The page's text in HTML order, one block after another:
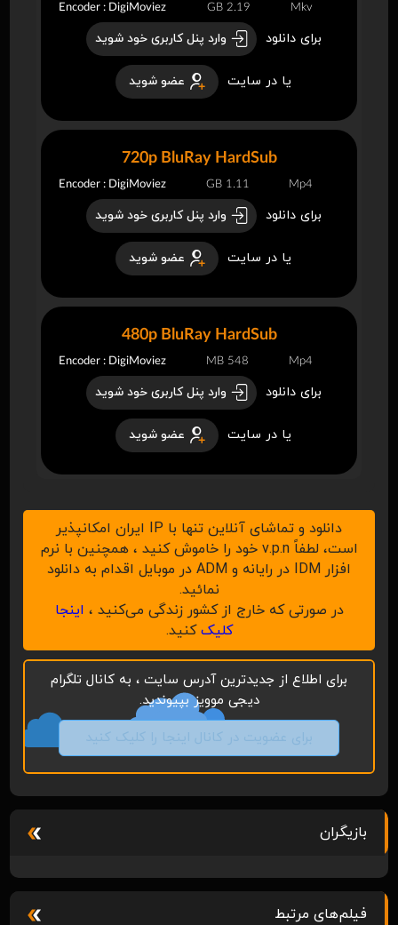
برای دانلود وارد پنل کاربری خود شوید
یا در سایت عضو شوید
Encoder : DigiMoviez 2.19 GB Mkv
برای دانلود وارد پنل کاربری خود شوید
یا در سایت عضو شوید
720p BluRay HardSub
Encoder : DigiMoviez 1.11 GB Mp4
برای دانلود وارد پنل کاربری خود شوید
یا در سایت عضو شوید
480p BluRay HardSub
Encoder : DigiMoviez 548 MB Mp4
دانلود و تماشای آنلاین تنها با IP ایران امکانپذیر
است، لطفاً v.p.n خود را خاموش کنید ، همچنین با نرم
افزار IDM در رایانه و ADM در موبایل اقدام به دانلود
نمائید.
در صورتی که خارج از کشور زندگی می‌کنید ، اینجا
کلیککنید.
برای اطلاع از جدیدترین آدرس سایت ، به کانال تلگرام
دیجی موویز بپیوندید.
برای عضویت در کانال اینجا را کلیک کنید
بازیگران
فیلم‌های مرتبط